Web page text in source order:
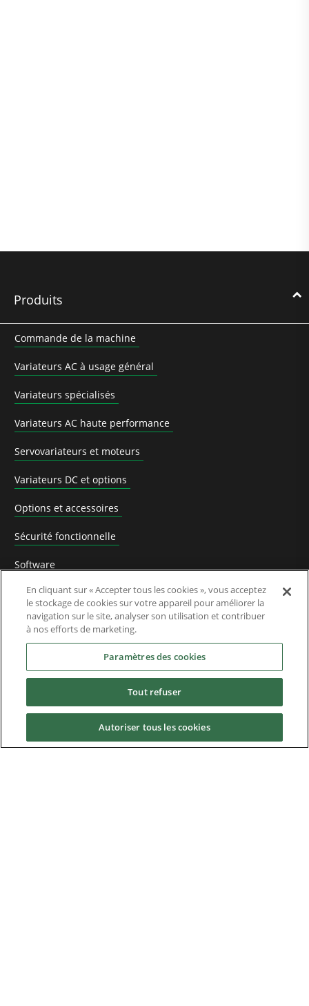
Produits
Commande de la machine
Variateurs AC à usage général
Variateurs spécialisés
Variateurs AC haute performance
Servovariateurs et moteurs
Variateurs DC et options
Options et accessoires
Sécurité fonctionnelle
Software
Solutions d'application
Produits remplacés et processus de migration
Service & Support
News & Media
En cliquant sur « Accepter tous les cookies », vous acceptez
le stockage de cookies sur votre appareil pour améliorer la
navigation sur le site, analyser son utilisation et contribuer
à nos efforts de marketing.
Paramètres des cookies
Tout refuser
Autoriser tous les cookies